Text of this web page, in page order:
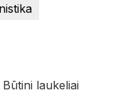
Būtini laukeliai